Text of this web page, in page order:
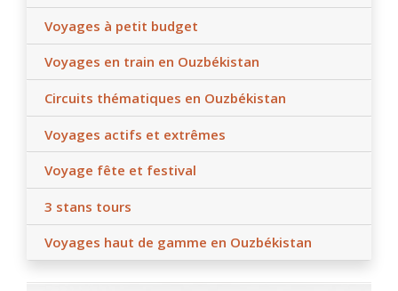
Voyages à petit budget
Voyages en train en Ouzbékistan
Circuits thématiques en Ouzbékistan
Voyages actifs et extrêmes
Voyage fête et festival
3 stans tours
Voyages haut de gamme en Ouzbékistan